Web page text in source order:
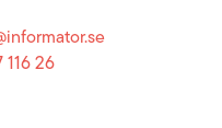
116 26